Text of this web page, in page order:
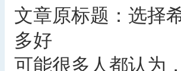
文章原标题：选择
多好
可能很多人都认为